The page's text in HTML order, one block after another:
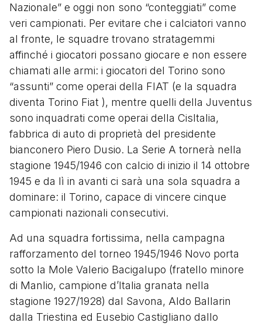
Nazionale” e oggi non sono “conteggiati” come
veri campionati. Per evitare che i calciatori vanno
al fronte, le squadre trovano stratagemmi
affinché i giocatori possano giocare e non essere
chiamati alle armi: i giocatori del Torino sono
“assunti” come operai della FIAT (e la squadra
diventa Torino Fiat ), mentre quelli della Juventus
sono inquadrati come operai della CisItalia,
fabbrica di auto di proprietà del presidente
bianconero Piero Dusio. La Serie A tornerà nella
stagione 1945/1946 con calcio di inizio il 14 ottobre
1945 e da lì in avanti ci sarà una sola squadra a
dominare: il Torino, capace di vincere cinque
campionati nazionali consecutivi.
Ad una squadra fortissima, nella campagna
rafforzamento del torneo 1945/1946 Novo porta
sotto la Mole Valerio Bacigalupo (fratello minore
di Manlio, campione d’Italia granata nella
stagione 1927/1928) dal Savona, Aldo Ballarin
dalla Triestina ed Eusebio Castigliano dallo